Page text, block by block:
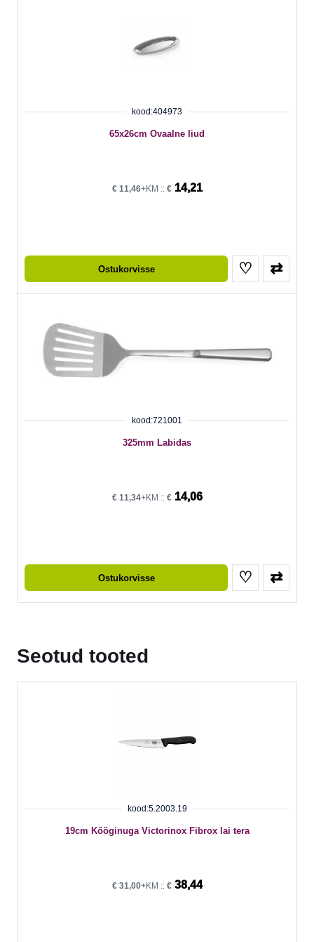
kood:404973
65x26cm Ovaalne liud
€11,46+KM :: €14,21
Ostukorvisse ♡ ⇄
kood:721001
325mm Labidas
€11,34+KM :: €14,06
Ostukorvisse ♡ ⇄
Seotud tooted
kood:5.2003.19
19cm Kööginuga Victorinox Fibrox lai tera
€31,00+KM :: €38,44